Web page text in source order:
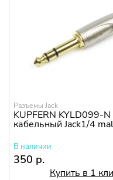
Разъемы Jack
KUPFERN KYLD099-
кабельный Jack1/4
В наличии
350 р.
Купить в 1